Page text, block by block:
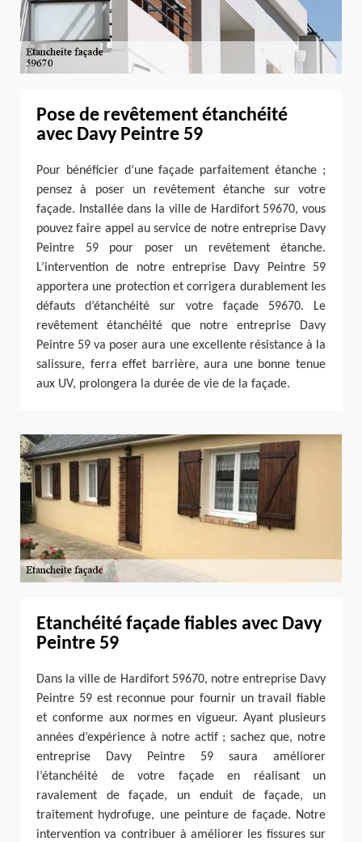
Pose de revêtement étanchéité
avec Davy Peintre 59
Pour bénéficier d’une façade parfaitement étanche ;
pensez à poser un revêtement étanche sur votre
façade. Installée dans la ville de Hardifort 59670, vous
pouvez faire appel au service de notre entreprise Davy
Peintre 59 pour poser un revêtement étanche.
L’intervention de notre entreprise Davy Peintre 59
apportera une protection et corrigera durablement les
défauts d’étanchéité sur votre façade 59670. Le
revêtement étanchéité que notre entreprise Davy
Peintre 59 va poser aura une excellente résistance à la
salissure, ferra effet barrière, aura une bonne tenue
aux UV, prolongera la durée de vie de la façade.
Etanchéité façade fiables avec Davy
Peintre 59
Dans la ville de Hardifort 59670, notre entreprise Davy
Peintre 59 est reconnue pour fournir un travail fiable
et conforme aux normes en vigueur. Ayant plusieurs
années d’expérience à notre actif ; sachez que, notre
entreprise Davy Peintre 59 saura améliorer
l’étanchéité de votre façade en réalisant un
ravalement de façade, un enduit de façade, un
traitement hydrofuge, une peinture de façade. Notre
intervention va contribuer à améliorer les fissures sur